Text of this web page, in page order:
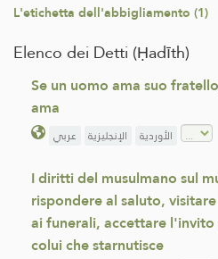
L'etichetta dell'abbigliamento (1)
Elenco dei Detti (Ḥadīth)
Se un uomo ama suo
ama
عربي الإنجليزية الأوردية
I diritti del musulmano sul
rispondere al saluto,
ai funerali, accettare
colui che starnutisce